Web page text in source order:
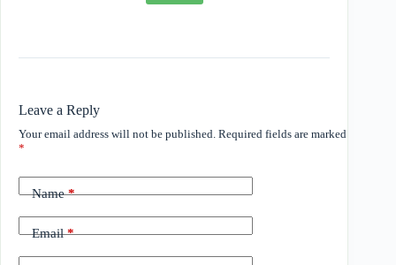
Leave a Reply
Your email address will not be published. Required fields are marked
*
Name*
Email*